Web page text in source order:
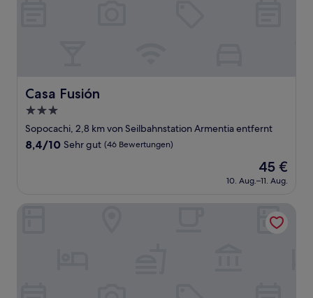
Casa Fusión
Casa Fusión
3.0-
Sterne-
Unterkunft
Sopocachi, 2,8 km von Seilbahnstation Armentia entfernt
8.4
(46
8,4/10 Sehr gut (46 Bewertungen)
Der
Preis
beträgt
45 €
10. Aug.–11. Aug.